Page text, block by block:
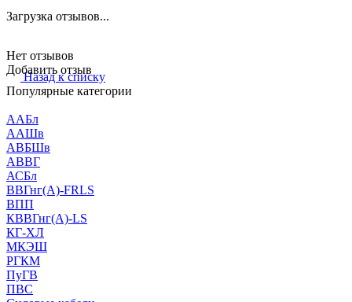
Загрузка отзывов...
Нет отзывов
Добавить отзыв
Назад к списку
Популярные категории
ААБл
ААШв
АВБШв
АВВГ
АСБл
ВВГнг(А)-FRLS
ВПП
КВВГнг(А)-LS
КГ-ХЛ
МКЭШ
РГКМ
ПуГВ
ПВС